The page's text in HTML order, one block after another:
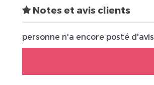
Notes et avis clients
personne n'a encore posté d'avis